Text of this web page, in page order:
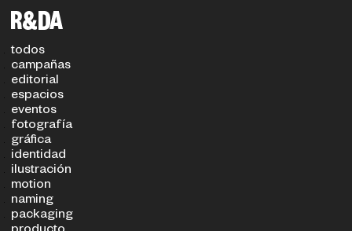
TIPO DE PROYECTO
todos
campañas
editorial
espacios
eventos
fotografía
gráfica
identidad
ilustración
motion
naming
packaging